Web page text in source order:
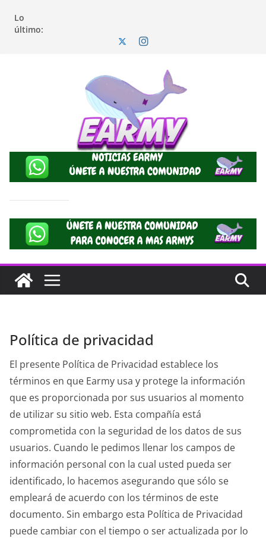
Lo
último:
Política de privacidad
El presente Política de Privacidad establece los
términos en que Earmy usa y protege la información
que es proporcionada por sus usuarios al momento
de utilizar su sitio web. Esta compañía está
comprometida con la seguridad de los datos de sus
usuarios. Cuando le pedimos llenar los campos de
información personal con la cual usted pueda ser
identificado, lo hacemos asegurando que sólo se
empleará de acuerdo con los términos de este
documento. Sin embargo esta Política de Privacidad
puede cambiar con el tiempo o ser actualizada por lo